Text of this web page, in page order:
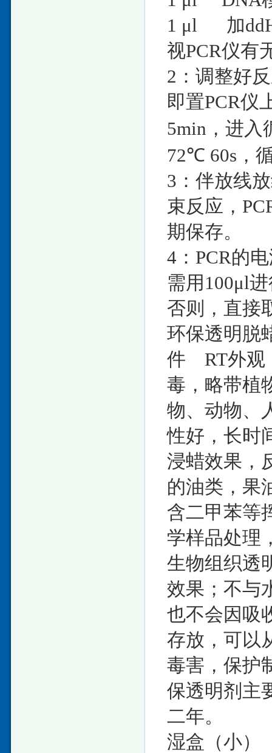
1 μl 加
视PCR仪有
2：调整好
即置PCR仪
5min，进
72℃ 60s，
3：伴放线
束反应，
期保存。
4：PCR的
需用100μl
否则，直接
环保透明
件 RT外观
毒，略带植
物、动物、
性好，长时
浸蜡效果，
的油类，果
含二甲苯等
学样品处理
生物组织透
效果；不与
也不会因吸
存放，可以
毒害，保护
保透明剂主
二年。
湿盒（小